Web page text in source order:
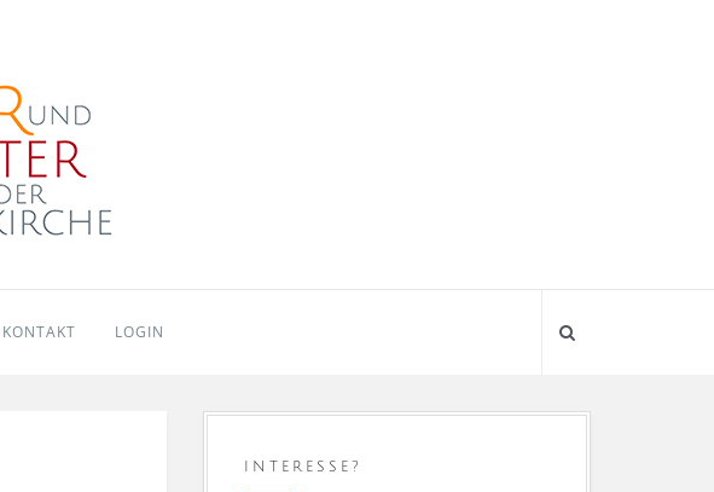
KONTAKT LOGIN
INTERESSE?